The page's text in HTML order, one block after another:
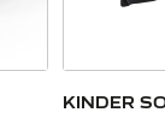
KINDER